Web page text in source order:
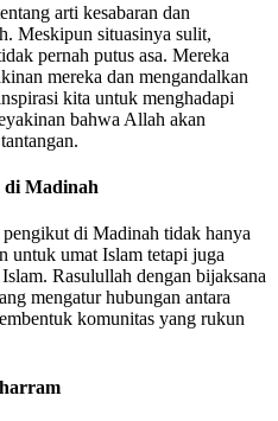
arti kesabaran dan
Meskipun situasinya sulit,
pernah putus asa. Mereka
mereka dan mengandalkan
kita untuk menghadapi
bahwa Allah akan
di Madinah
di Madinah tidak hanya
untuk umat Islam tetapi juga
Rasulullah dengan bijaksana
mengatur hubungan antara
komunitas yang rukun